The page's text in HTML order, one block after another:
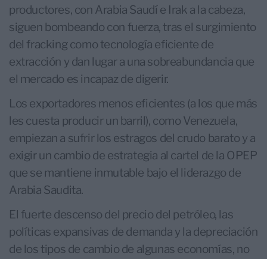
productores, con Arabia Saudí e Irak a la cabeza,
siguen bombeando con fuerza, tras el surgimiento
del fracking como tecnología eficiente de
extracción y dan lugar a una sobreabundancia que
el mercado es incapaz de digerir.
Los exportadores menos eficientes (a los que más
les cuesta producir un barril), como Venezuela,
empiezan a sufrir los estragos del crudo barato y a
exigir un cambio de estrategia al cartel de la OPEP
que se mantiene inmutable bajo el liderazgo de
Arabia Saudita.
El fuerte descenso del precio del petróleo, las
políticas expansivas de demanda y la depreciación
de los tipos de cambio de algunas economías, no